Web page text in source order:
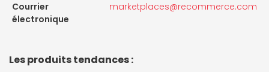
Courrier
électronique
marketplaces@recommerce.com
Les produits tendances :